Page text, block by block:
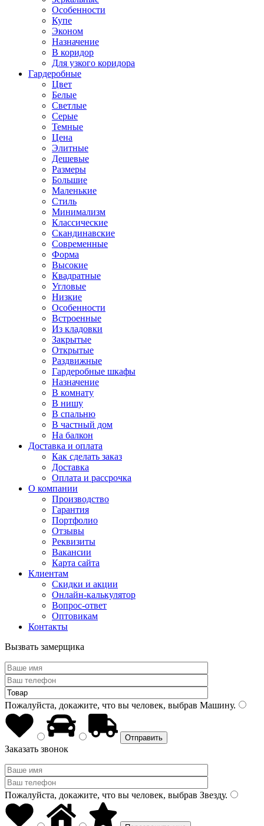
Особенности
Купе
Эконом
Назначение
В коридор
Для узкого коридора
Гардеробные
Цвет
Белые
Светлые
Серые
Темные
Цена
Элитные
Дешевые
Размеры
Большие
Маленькие
Стиль
Минимализм
Классические
Скандинавские
Современные
Форма
Высокие
Квадратные
Угловые
Низкие
Особенности
Встроенные
Из кладовки
Закрытые
Открытые
Раздвижные
Гардеробные шкафы
Назначение
В комнату
В нишу
В спальню
В частный дом
На балкон
Доставка и оплата
Как сделать заказ
Доставка
Оплата и рассрочка
О компании
Производство
Гарантия
Портфолио
Отзывы
Реквизиты
Вакансии
Карта сайта
Клиентам
Скидки и акции
Онлайн-калькулятор
Вопрос-ответ
Оптовикам
Контакты
Вызвать замерщика
Пожалуйста, докажите, что вы человек, выбрав Машину.
Заказать звонок
Пожалуйста, докажите, что вы человек, выбрав Звезду.